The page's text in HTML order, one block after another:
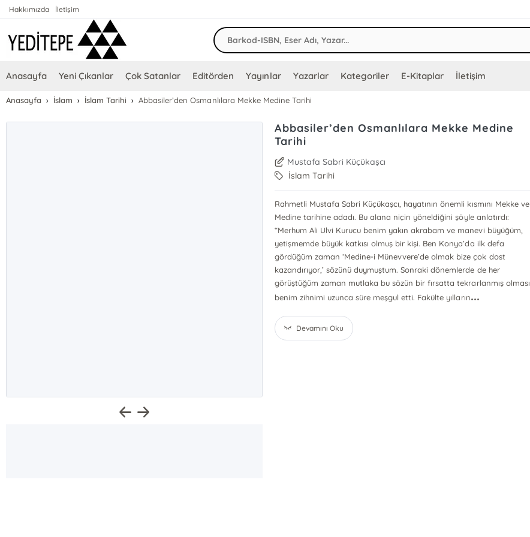
Hakkımızda İletişim
Anasayfa Yeni Çıkanlar Çok Satanlar Editörden Yayınlar Yazarlar Kategoriler E-Kitaplar İletişim
Anasayfa İslam İslam Tarihi Abbasiler’den Osmanlılara Mekke Medine Tarihi
Abbasiler’den Osmanlılara Mekke Medine
Tarihi
Mustafa Sabri Küçükaşcı
İslam Tarihi
Rahmetli Mustafa Sabri Küçükaşcı, hayatının önemli kısmını Mekke ve
Medine tarihine adadı. Bu alana niçin yöneldiğini şöyle anlatırdı:
“Merhum Ali Ulvi Kurucu benim yakın akrabam ve manevi büyüğüm,
yetişmemde büyük katkısı olmuş bir kişi. Ben Konya’da ilk defa
gördüğüm zaman ‘Medine-i Münevvere’de olmak bize çok dost
kazandırıyor,’ sözünü duymuştum. Sonraki dönemlerde de her
görüştüğüm zaman mutlaka bu sözün bir fırsatta tekrarlanmış olması
benim zihnimi uzunca süre meşgul etti. Fakülte yılların...
Devamını Oku